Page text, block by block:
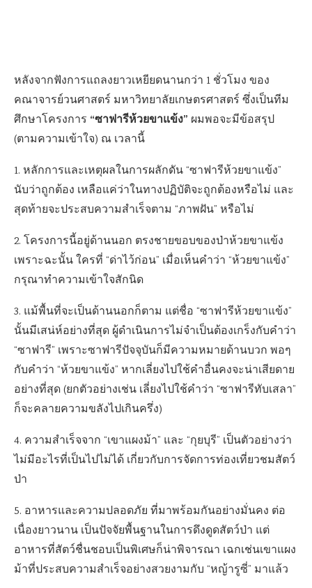
หลังจากฟังการแถลงยาวเหยียดนานกว่า 1 ชั่วโมง ของ
คณาจารย์วนศาสตร์ มหาวิทยาลัยเกษตรศาสตร์ ซึ่งเป็นทีม
ศึกษาโครงการ “ซาฟารีห้วยขาแข้ง” ผมพอจะมีข้อสรุป
(ตามความเข้าใจ) ณ เวลานี้
1. หลักการและเหตุผลในการผลักดัน “ซาฟารีห้วยขาแข้ง”
นับว่าถูกต้อง เหลือแค่ว่าในทางปฏิบัติจะถูกต้องหรือไม่ และ
สุดท้ายจะประสบความสำเร็จตาม “ภาพฝัน” หรือไม่
2. โครงการนี้อยู่ด้านนอก ตรงชายขอบของป่าห้วยขาแข้ง
เพราะฉะนั้น ใครที่ “ด่าไว้ก่อน” เมื่อเห็นคำว่า “ห้วยขาแข้ง”
กรุณาทำความเข้าใจสักนิด
3. แม้พื้นที่จะเป็นด้านนอกก็ตาม แต่ชื่อ “ซาฟารีห้วยขาแข้ง”
นั้นมีเสน่ห์อย่างที่สุด ผู้ดำเนินการไม่จำเป็นต้องเกร็งกับคำว่า
“ซาฟารี” เพราะซาฟารีปัจจุบันก็มีความหมายด้านบวก พอๆ
กับคำว่า “ห้วยขาแข้ง” หากเลี่ยงไปใช้คำอื่นคงจะน่าเสียดาย
อย่างที่สุด (ยกตัวอย่างเช่น เลี่ยงไปใช้คำว่า “ซาฟารีทับเสลา”
ก็จะคลายความขลังไปเกินครึ่ง)
4. ความสำเร็จจาก “เขาแผงม้า” และ “กุยบุรี” เป็นตัวอย่างว่า
ไม่มีอะไรที่เป็นไปไม่ได้ เกี่ยวกับการจัดการท่องเที่ยวชมสัตว์
ป่า
5. อาหารและความปลอดภัย ที่มาพร้อมกันอย่างมั่นคง ต่อ
เนื่องยาวนาน เป็นปัจจัยพื้นฐานในการดึงดูดสัตว์ป่า แต่
อาหารที่สัตว์ชื่นชอบเป็นพิเศษก็น่าพิจารณา เฉกเช่นเขาแผง
ม้าที่ประสบความสำเร็จอย่างสวยงามกับ “หญ้ารูซี่” มาแล้ว